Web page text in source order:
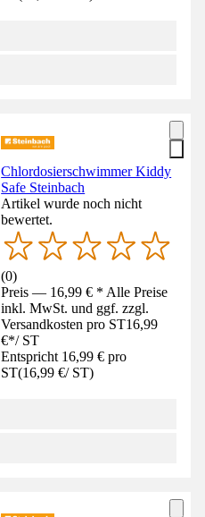
Chlordosierschwimmer Kiddy
Safe Steinbach
Artikel wurde noch nicht
bewertet.
(0)
Preis — 16,99 € * Alle Preise
inkl. MwSt. und ggf. zzgl.
Versandkosten pro ST16,99
€*/ ST
Entspricht 16,99 € pro
ST(16,99 €/ ST)